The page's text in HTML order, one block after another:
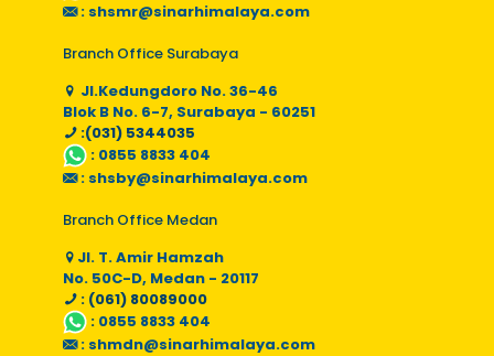
: shsmr@sinarhimalaya.com
Branch Office Surabaya
Jl.Kedungdoro No. 36-46
Blok B No. 6-7, Surabaya - 60251
:(031) 5344035
: 0855 8833 404
: shsby@sinarhimalaya.com
Branch Office Medan
Jl. T. Amir Hamzah
No. 50C-D, Medan - 20117
: (061) 80089000
: 0855 8833 404
: shmdn@sinarhimalaya.com